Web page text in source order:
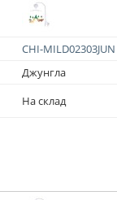
CHI-MILD02303JUN
Джунгла
На склад